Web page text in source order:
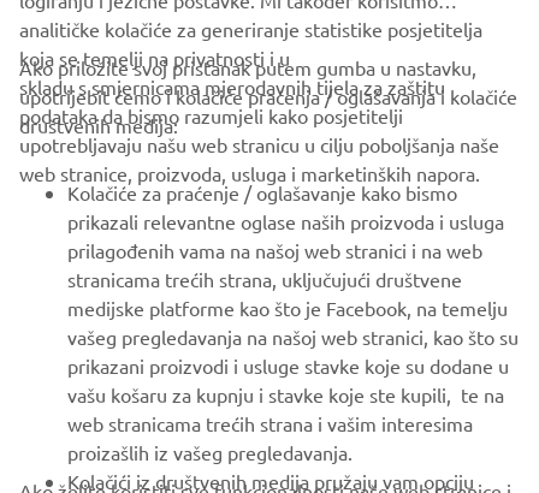
CORPORATE
FOR BUSINESS
MORE YAMAHA
SUPPORT
BILTEN
Budite prvi koji će saznati o najnovijim ponudama, posebnim
događajima, novim izdanjima i još mnogo toga
analitičke kolačiće za generiranje statistike posjetitelja
koja se temelji na privatnosti i u
skladu s smjernicama mjerodavnih tijela za zaštitu
podataka da bismo razumjeli kako posjetitelji
upotrebljavaju našu web stranicu u cilju poboljšanja naše
web stranice, proizvoda, usluga i marketinških napora.
Ako priložite svoj pristanak putem gumba u nastavku,
upotrijebit ćemo i kolačiće praćenja / oglašavanja i kolačiće
društvenih medija:
Kolačiće za praćenje / oglašavanje kako bismo
prikazali relevantne oglase naših proizvoda i usluga
prilagođenih vama na našoj web stranici i na web
stranicama trećih strana, uključujući društvene
medijske platforme kao što je Facebook, na temelju
vašeg pregledavanja na našoj web stranici, kao što su
prikazani proizvodi i usluge stavke koje su dodane u
vašu košaru za kupnju i stavke koje ste kupili, te na
web stranicama trećih strana i vašim interesima
proizašlih iz vašeg pregledavanja.
Kolačići iz društvenih medija pružaju vam opciju